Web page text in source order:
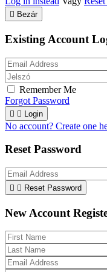
 Bezár
Existing Account
Remember Me
Forgot Password
  Login
No account? Create one
Reset Password
  Reset Password
New Account